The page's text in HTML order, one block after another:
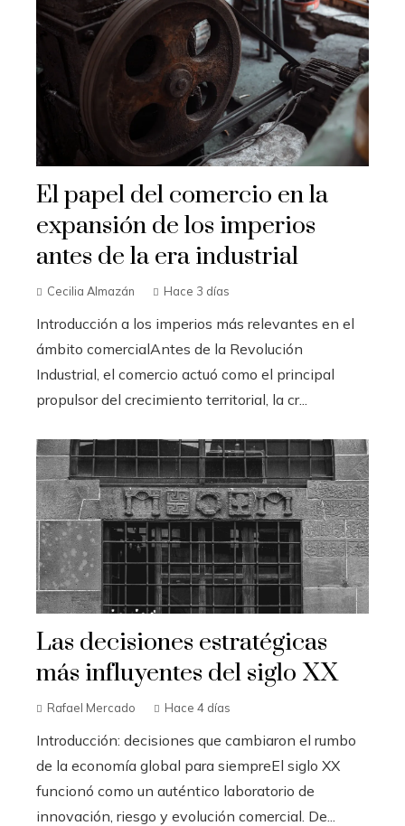
El papel del comercio en la
expansión de los imperios
antes de la era industrial
Cecilia Almazán Hace 3 días
Introducción a los imperios más relevantes en el
ámbito comercialAntes de la Revolución
Industrial, el comercio actuó como el principal
propulsor del crecimiento territorial, la cr...
Las decisiones estratégicas
más influyentes del siglo XX
Rafael Mercado Hace 4 días
Introducción: decisiones que cambiaron el rumbo
de la economía global para siempreEl siglo XX
funcionó como un auténtico laboratorio de
innovación, riesgo y evolución comercial. De...